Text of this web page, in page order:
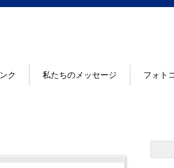
ク 私たちのメッセージ フォト